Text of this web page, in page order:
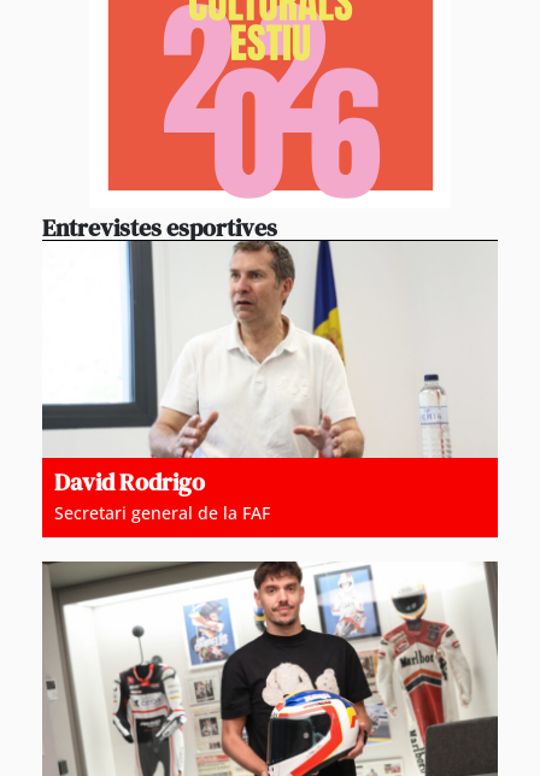
Entrevistes esportives
David Rodrigo
Secretari general de la FAF